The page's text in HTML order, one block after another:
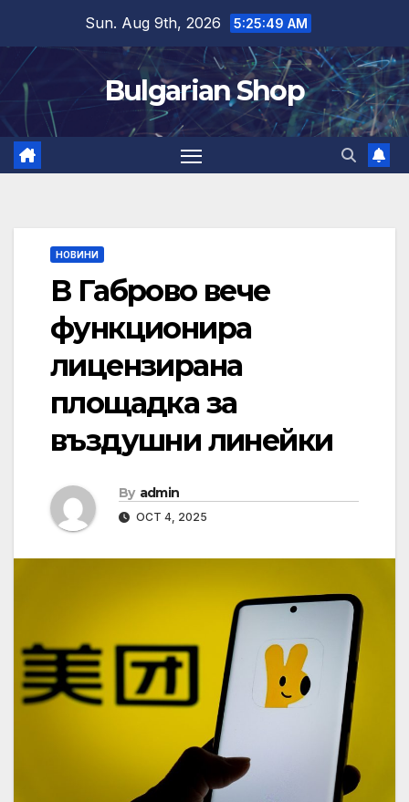
content
Sun. Aug 9th, 2026 5:25:50 AM
Bulgarian Shop
НОВИНИ
В Габрово вече
функционира
лицензирана
площадка за
въздушни линейки
By admin
OCT 4, 2025